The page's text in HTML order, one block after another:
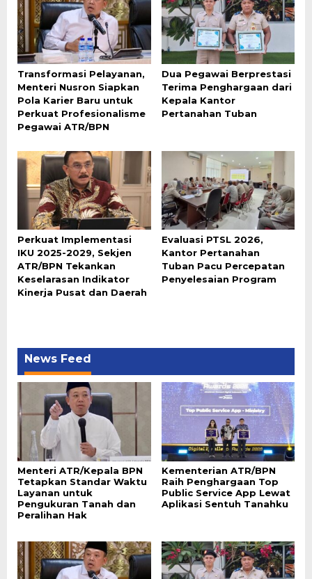
Transformasi Pelayanan,
Menteri Nusron Siapkan
Pola Karier Baru untuk
Perkuat Profesionalisme
Pegawai ATR/BPN
Dua Pegawai Berprestasi
Terima Penghargaan dari
Kepala Kantor
Pertanahan Tuban
Perkuat Implementasi
IKU 2025-2029, Sekjen
ATR/BPN Tekankan
Keselarasan Indikator
Kinerja Pusat dan Daerah
Evaluasi PTSL 2026,
Kantor Pertanahan
Tuban Pacu Percepatan
Penyelesaian Program
News Feed
Menteri ATR/Kepala BPN
Tetapkan Standar Waktu
Layanan untuk
Pengukuran Tanah dan
Peralihan Hak
Kementerian ATR/BPN
Raih Penghargaan Top
Public Service App Lewat
Aplikasi Sentuh Tanahku